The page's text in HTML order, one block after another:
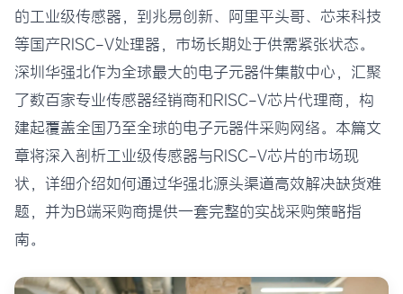
的工业级传感器，到兆易创新、阿里平头哥、芯来科技
等国产RISC-V处理器，市场长期处于供需紧张状态。
深圳华强北作为全球最大的电子元器件集散中心，汇聚
了数百家专业传感器经销商和RISC-V芯片代理商，构
建起覆盖全国乃至全球的电子元器件采购网络。本篇文
章将深入剖析工业级传感器与RISC-V芯片的市场现
状，详细介绍如何通过华强北源头渠道高效解决缺货难
题，并为B端采购商提供一套完整的实战采购策略指
南。